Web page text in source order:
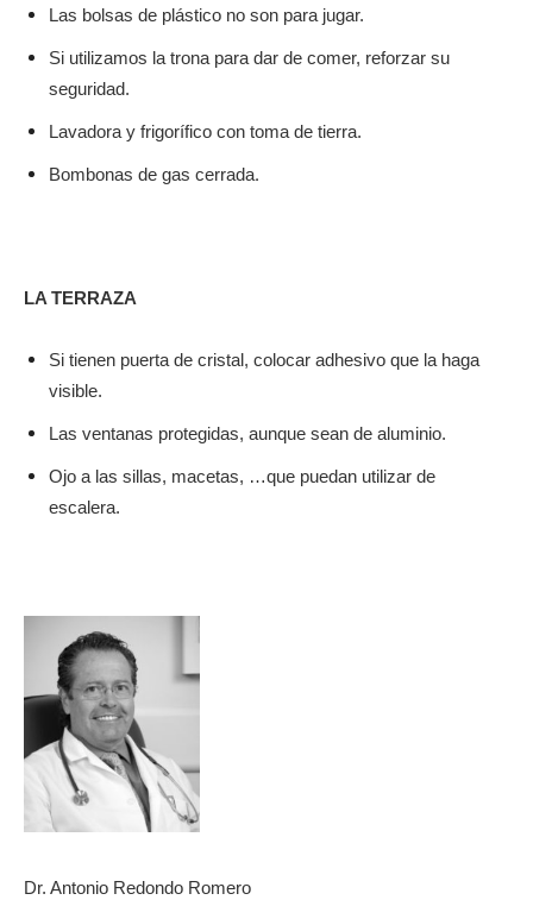
Las bolsas de plástico no son para jugar.
Si utilizamos la trona para dar de comer, reforzar su
seguridad.
Lavadora y frigorífico con toma de tierra.
Bombonas de gas cerrada.
LA TERRAZA
Si tienen puerta de cristal, colocar adhesivo que la haga
visible.
Las ventanas protegidas, aunque sean de aluminio.
Ojo a las sillas, macetas, …que puedan utilizar de
escalera.
Dr. Antonio Redondo Romero